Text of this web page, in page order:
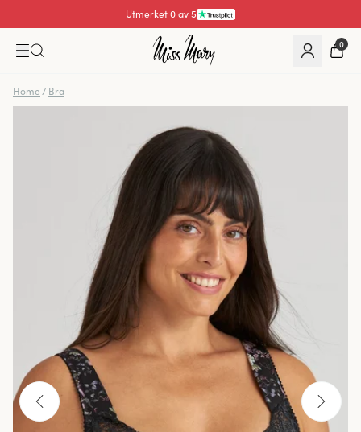
Utmerket 4.3 av 5
0
Home / Bra